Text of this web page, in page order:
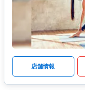
店舗情報